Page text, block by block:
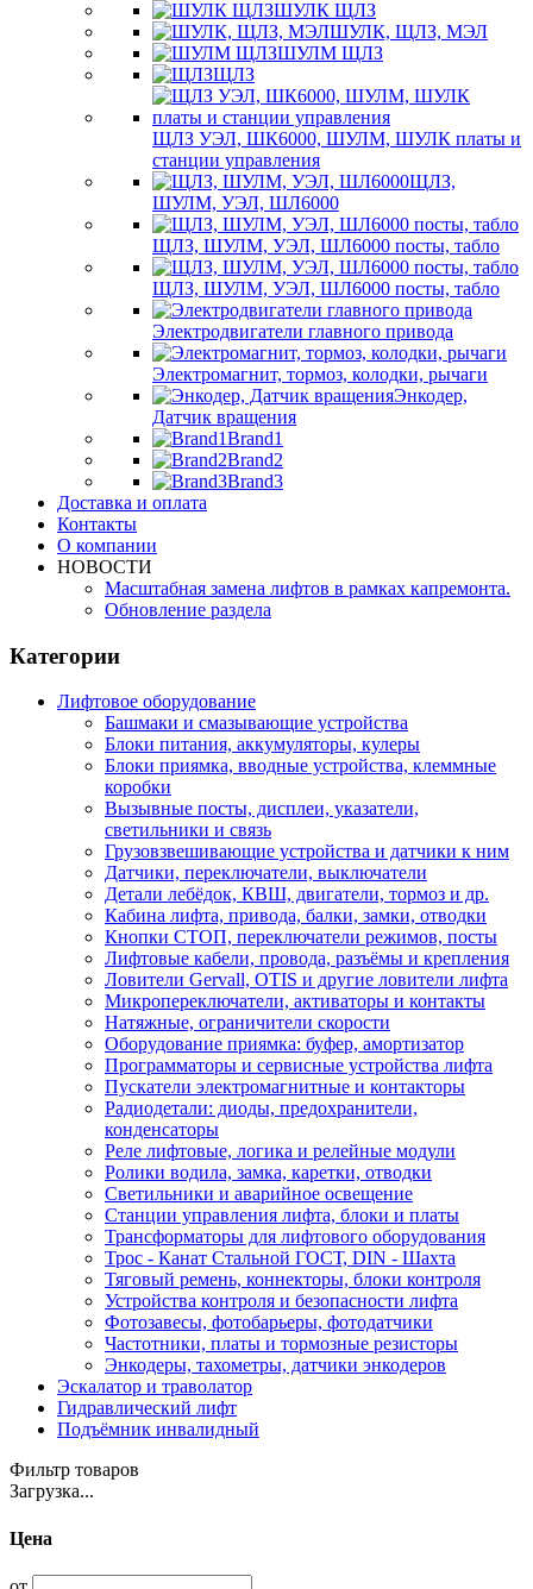
ШУЛК ЩЛЗ
ШУЛК, ЩЛЗ, МЭЛ
ШУЛМ ЩЛЗ
ЩЛЗ
ЩЛЗ УЭЛ, ШК6000, ШУЛМ, ШУЛК платы и
станции управления
ЩЛЗ,
ШУЛМ, УЭЛ, ШЛ6000
ЩЛЗ, ШУЛМ, УЭЛ, ШЛ6000 посты, табло
ЩЛЗ, ШУЛМ, УЭЛ, ШЛ6000 посты, табло
Электродвигатели главного привода
Электромагнит, тормоз, колодки, рычаги
Энкодер,
Датчик вращения
Brand1
Brand2
Brand3
Доставка и оплата
Контакты
О компании
НОВОСТИ
Масштабная замена лифтов в рамках капремонта.
Обновление раздела
Категории
Лифтовое оборудование
Башмаки и смазывающие устройства
Блоки питания, аккумуляторы, кулеры
Блоки приямка, вводные устройства, клеммные
коробки
Вызывные посты, дисплеи, указатели,
светильники и связь
Грузовзвешивающие устройства и датчики к ним
Датчики, переключатели, выключатели
Детали лебёдок, КВШ, двигатели, тормоз и др.
Кабина лифта, привода, балки, замки, отводки
Кнопки СТОП, переключатели режимов, посты
Лифтовые кабели, провода, разъёмы и крепления
Ловители Gervall, OTIS и другие ловители лифта
Микропереключатели, активаторы и контакты
Натяжные, ограничители скорости
Оборудование приямка: буфер, амортизатор
Программаторы и сервисные устройства лифта
Пускатели электромагнитные и контакторы
Радиодетали: диоды, предохранители,
конденсаторы
Реле лифтовые, логика и релейные модули
Ролики водила, замка, каретки, отводки
Светильники и аварийное освещение
Станции управления лифта, блоки и платы
Трансформаторы для лифтового оборудования
Трос - Канат Стальной ГОСТ, DIN - Шахта
Тяговый ремень, коннекторы, блоки контроля
Устройства контроля и безопасности лифта
Фотозавесы, фотобарьеры, фотодатчики
Частотники, платы и тормозные резисторы
Энкодеры, тахометры, датчики энкодеров
Эскалатор и траволатор
Гидравлический лифт
Подъёмник инвалидный
Фильтр товаров
Загрузка...
Цена